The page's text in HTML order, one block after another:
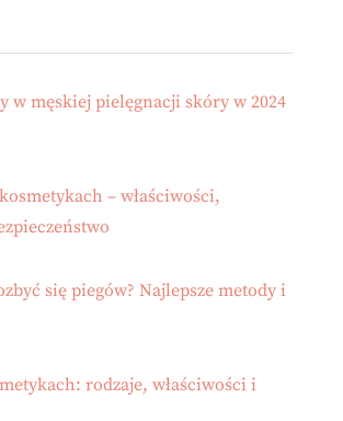
w męskiej pielęgnacji skóry w 2024
– właściwości,
się piegów? Najlepsze metody i
rodzaje, właściwości i